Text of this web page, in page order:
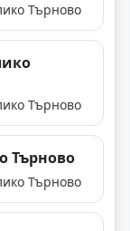
Търново
Търново
Търново
Търново